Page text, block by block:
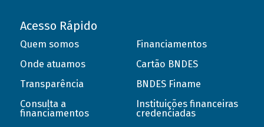
Acesso Rápido
Quem somos
Onde atuamos
Transparência
Consulta a
financiamentos
Financiamentos
Cartão BNDES
BNDES Finame
Instituições financeiras
credenciadas